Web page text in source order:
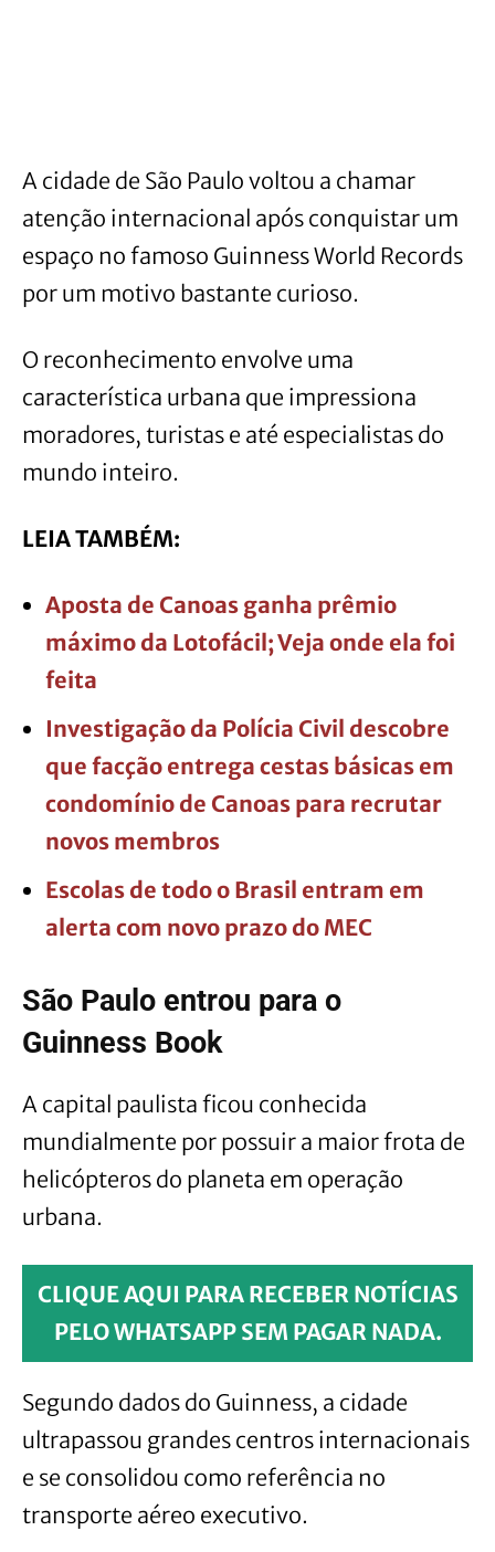
A cidade de São Paulo voltou a chamar
atenção internacional após conquistar um
espaço no famoso Guinness World Records
por um motivo bastante curioso.
O reconhecimento envolve uma
característica urbana que impressiona
moradores, turistas e até especialistas do
mundo inteiro.
LEIA TAMBÉM:
Aposta de Canoas ganha prêmio
máximo da Lotofácil; Veja onde ela foi
feita
Investigação da Polícia Civil descobre
que facção entrega cestas básicas em
condomínio de Canoas para recrutar
novos membros
Escolas de todo o Brasil entram em
alerta com novo prazo do MEC
São Paulo entrou para o
Guinness Book
A capital paulista ficou conhecida
mundialmente por possuir a maior frota de
helicópteros do planeta em operação
urbana.
CLIQUE AQUI PARA RECEBER NOTÍCIAS
PELO WHATSAPP SEM PAGAR NADA.
Segundo dados do Guinness, a cidade
ultrapassou grandes centros internacionais
e se consolidou como referência no
transporte aéreo executivo.